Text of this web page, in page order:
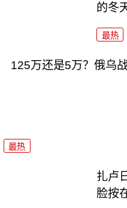
的冬
最热
125万还是5万？俄乌
最热
扎卢
脸按